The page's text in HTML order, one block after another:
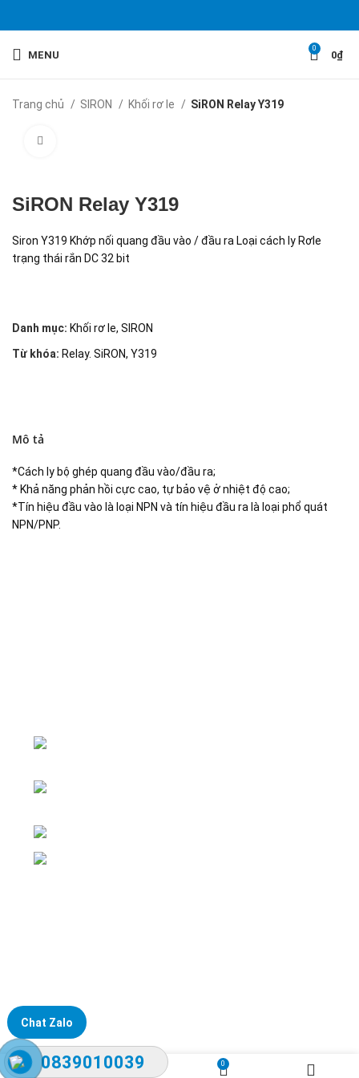
MENU
0
0₫
Trang chủ SIRON Khối rơ le SiRON Relay Y319
SiRON Relay Y319
Siron Y319 Khớp nối quang đầu vào / đầu ra Loại cách ly Rơle
trạng thái rắn DC 32 bit
Danh mục: Khối rơ le, SIRON
Từ khóa: Relay. SiRON, Y319
Mô tả
*Cách ly bộ ghép quang đầu vào/đầu ra;
* Khả năng phản hồi cực cao, tự bảo vệ ở nhiệt độ cao;
*Tín hiệu đầu vào là loại NPN và tín hiệu đầu ra là loại phổ quát
NPN/PNP.
Chat Zalo
0839010039 0